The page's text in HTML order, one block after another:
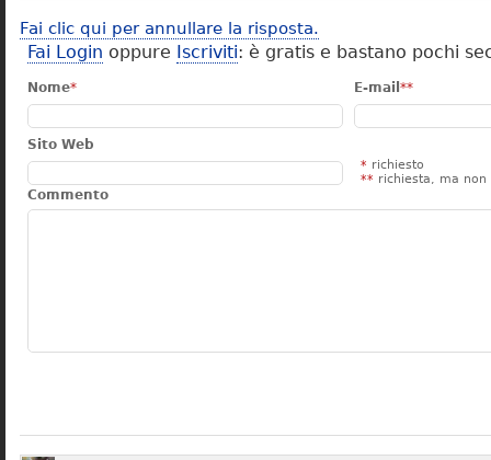
Fai clic qui per annullare la risposta.
Fai Login oppure Iscriviti: è gratis e bastano pochi
Nome* E-mail **
Sito Web
* richiesto
** richiesta, ma non
Commento